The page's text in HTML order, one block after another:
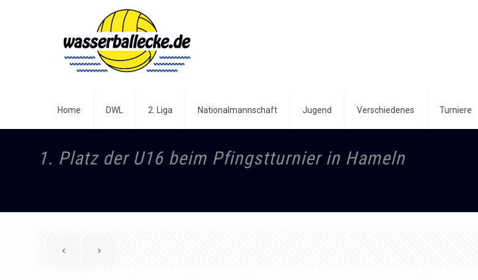
Home DWL 2. Liga Nationalmannschaft Jugend Verschiedenes Turniere
1. Platz der U16 beim Pfingstturnier in Hameln